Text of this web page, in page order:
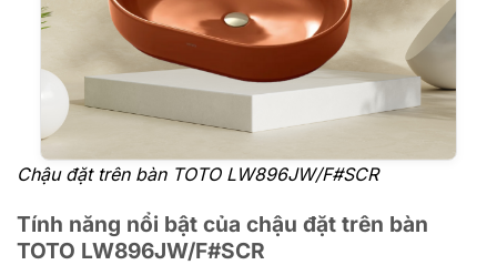
Chậu đặt trên bàn TOTO LW896JW/F#SCR
Tính năng nổi bật của chậu đặt trên bàn
TOTO LW896JW/F#SCR